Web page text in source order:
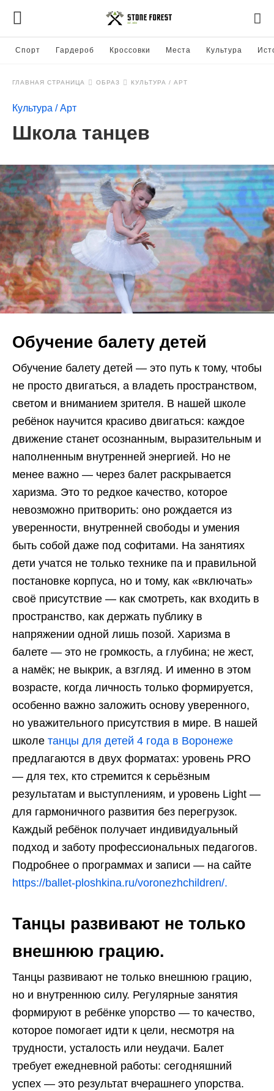
Спорт Гардероб Кроссовки Места Культура
ГЛАВНАЯ СТРАНИЦА ОБРАЗ КУЛЬТУРА / АРТ
Культура / Арт
Школа танцев
Обучение балету детей
Обучение балету детей — это путь к тому, чтобы
не просто двигаться, а владеть пространством,
светом и вниманием зрителя. В нашей школе
ребёнок научится красиво двигаться: каждое
движение станет осознанным, выразительным и
наполненным внутренней энергией. Но не
менее важно — через балет раскрывается
харизма. Это то редкое качество, которое
невозможно притворить: оно рождается из
уверенности, внутренней свободы и умения
быть собой даже под софитами. На занятиях
дети учатся не только технике па и правильной
постановке корпуса, но и тому, как «включать»
своё присутствие — как смотреть, как входить в
пространство, как держать публику в
напряжении одной лишь позой. Харизма в
балете — это не громкость, а глубина; не жест,
а намёк; не выкрик, а взгляд. И именно в этом
возрасте, когда личность только формируется,
особенно важно заложить основу уверенного,
но уважительного присутствия в мире. В нашей
школе танцы для детей 4 года в Воронеже
предлагаются в двух форматах: уровень PRO
— для тех, кто стремится к серьёзным
результатам и выступлениям, и уровень Light —
для гармоничного развития без перегрузок.
Каждый ребёнок получает индивидуальный
подход и заботу профессиональных педагогов.
Подробнее о программах и записи — на сайте
https://ballet-ploshkina.ru/voronezhchildren/.
Танцы развивают не только
внешнюю грацию.
Танцы развивают не только внешнюю грацию,
но и внутреннюю силу. Регулярные занятия
формируют в ребёнке упорство — то качество,
которое помогает идти к цели, несмотря на
трудности, усталость или неудачи. Балет
требует ежедневной работы: сегодняшний
успех — это результат вчерашнего упорства.